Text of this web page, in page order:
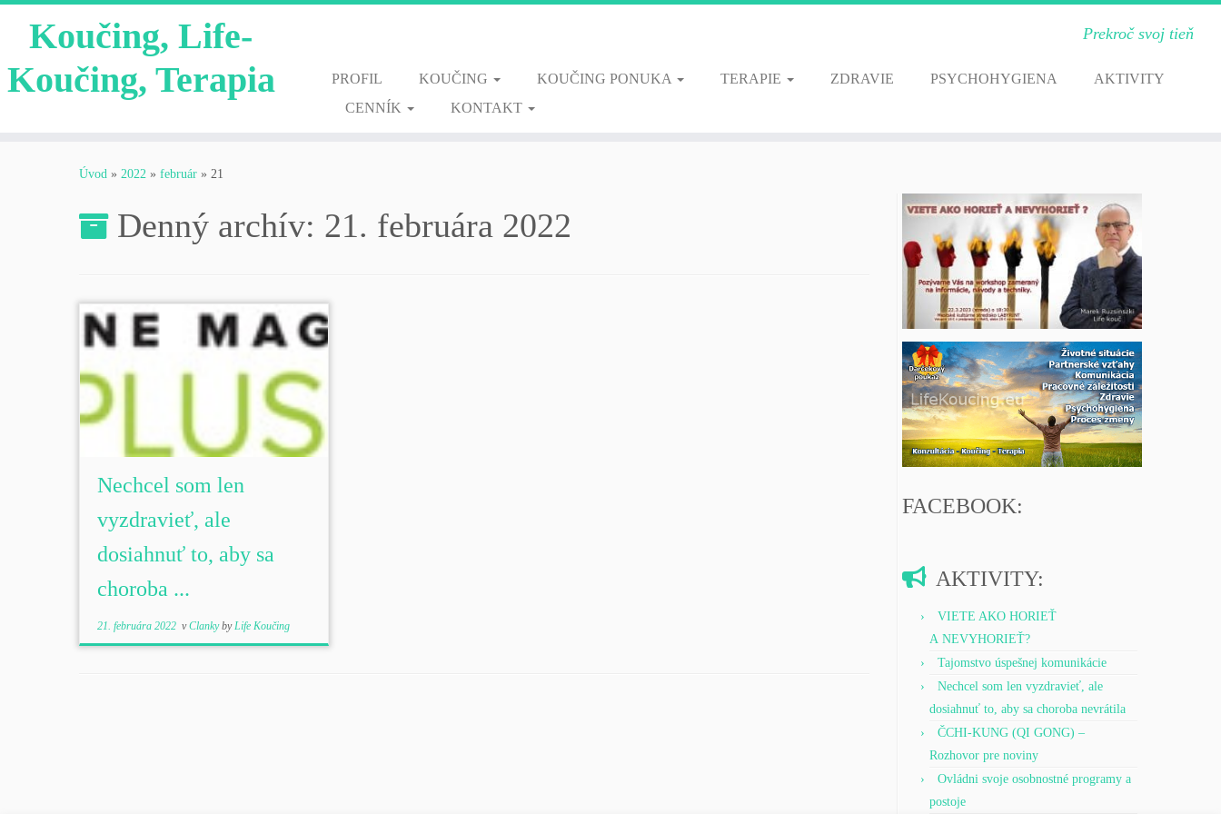
Koučing, Life-
Koučing, Terapia
Prekroč svoj tieň
PROFIL KOUČING KOUČING PONUKA TERAPIE ZDRAVIE PSYCHOHYGIENA
AKTIVITY
CENNÍK
KONTAKT
Úvod » 2022 » február » 21
Denný archív: 21. februára 2022
Nechcel som len
vyzdravieť, ale
dosiahnuť to, aby sa
choroba ...
21. februára 2022 vClankybyLife Koučing
FACEBOOK:
AKTIVITY:
VIETE AKO HORIEŤ
A NEVYHORIEŤ?
Tajomstvo úspešnej komunikácie
Nechcel som len vyzdravieť, ale
dosiahnuť to, aby sa choroba nevrátila
ČCHI-KUNG (QI GONG) –
Rozhovor pre noviny
Ovládni svoje osobnostné programy a
postoje